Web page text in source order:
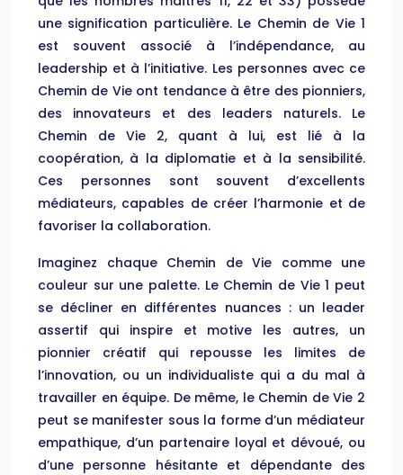
une signification particulière. Le Chemin de Vie 1
est souvent associé à l’indépendance, au
leadership et à l’initiative. Les personnes avec ce
Chemin de Vie ont tendance à être des pionniers,
des innovateurs et des leaders naturels. Le
Chemin de Vie 2, quant à lui, est lié à la
coopération, à la diplomatie et à la sensibilité.
Ces personnes sont souvent d’excellents
médiateurs, capables de créer l’harmonie et de
favoriser la collaboration.
Imaginez chaque Chemin de Vie comme une
couleur sur une palette. Le Chemin de Vie 1 peut
se décliner en différentes nuances : un leader
assertif qui inspire et motive les autres, un
pionnier créatif qui repousse les limites de
l’innovation, ou un individualiste qui a du mal à
travailler en équipe. De même, le Chemin de Vie 2
peut se manifester sous la forme d’un médiateur
empathique, d’un partenaire loyal et dévoué, ou
d’une personne hésitante et dépendante des